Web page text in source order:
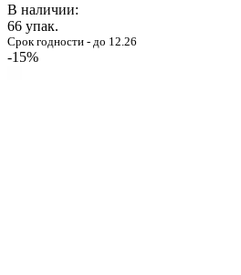
В наличии:
66 упак.
Срок годности - до 12.26
-15%